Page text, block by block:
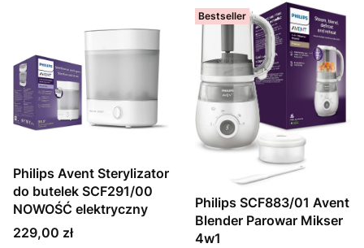
Philips Avent Sterylizator
do butelek SCF291/00
NOWOŚĆ elektryczny
Cena
229,00 zł
Bestseller
Philips SCF883/01 Avent
Blender Parowar Mikser
4w1